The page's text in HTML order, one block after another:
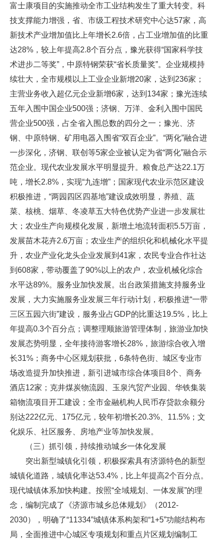
富士康项目的实施推动全市工业结构发生了重大转变。科
技支撑能力增强，省、市级工程技术研究中心达57家，高
新技术产业增加值比上年增长2.6倍，占工业增加值的比重
达28%，较上年提高2.8个百分点，豫光获得“国家科学技
术进步二等奖”，中原特钢荣获“省长质量奖”。企业规模持
续壮大，全市规模以上工业企业新增20家，达到236家；
主营业务收入超亿元企业新增6家，达到134家；豫光连续
五年入围中国企业500强；济钢、万洋、金利入围中国民
营企业500强，占全省入围总数的四分之一；豫光、济
钢、中原特钢、矿用电器入围省“双百企业”。“两化”融合进
一步深化，济钢、联创等5家企业被认定为省“两化”融合示
范企业。现代农业发展水平明显提升。粮食总产达22.1万
吨，增长2.8%，实现“九连增”；国家现代农业示范区建设
积极推进，“两园四区四基地”建设成效明显，养殖、蔬
菜、核桃、烟草、冬凌草五大特色优势产业进一步发展壮
大；农业生产向规模化发展，新增土地流转面积5.5万亩，
发展苗木花卉2.6万亩；农业生产的组织化和机械化水平提
升，农业产业化龙头企业发展到41家，农民专业合作社达
到608家，带动覆盖了90%以上的农户，农业机械化综合
水平达89%。服务业加快发展。出台政策措施支持服务业
发展，大力实施服务业发展三年行动计划，积极推进“一带
三区五园六街”建设，服务业占GDP的比重达19.5%，比上
年提高0.3个百分点；调整理顺旅游管理体制，旅游业加快
发展态势明显，全年接待游客增长28%，旅游综合收入增
长31%；商务中心区规划获批，6条特色街、城区专业市
场改造提升加快推进，新引进城市综合体项目8个、商务
酒店12家；克井煤炭物流园、玉泉汽贸产业园、华铁集装
箱物流项目开工建设；全市金融机构人民币存贷款余额分
别达222亿元、175亿元，较年初增长20.3%、11.5%；文
化娱乐、社区服务、房地产业等加快发展。
（三）抓引领，持续推动城乡一体化发展
突出新型城镇化引领，积极探索具有济源特色的新型
城镇化道路，城镇化率达53.4%，比上年提高2个百分点。
现代城镇体系加快构建。按照“全域规划、一体发展”的理
念，编制完成了《济源市城乡总体规划》（2012-
2030），明确了“11334”城镇体系构架和“1+5”功能结构布
局，全面推进中心城区专项规划和重点片区规划编制工